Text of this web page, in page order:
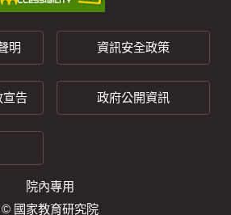
明 資訊安全政策
宣告 政府公開資訊
院內專用
© 國家教育研究院